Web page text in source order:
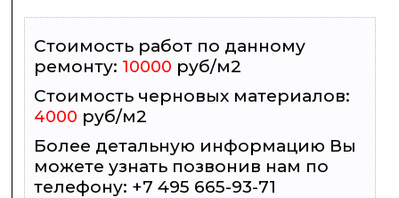
Стоимость работ по данному
ремонту: 10000 руб/м2
Cтоимость черновых материалов:
4000 руб/м2
Более детальную информацию Вы
можете узнать позвонив нам по
телефону: +7 495 665-93-71